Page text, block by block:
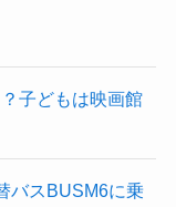
子どもは映画館
バスBUSM6に乗